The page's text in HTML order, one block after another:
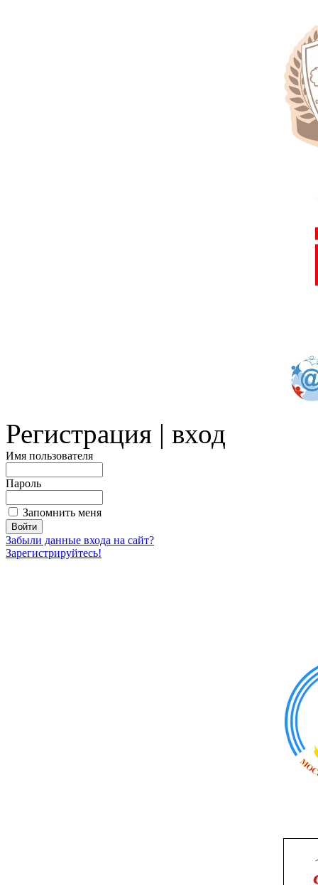
Регистрация | вход
Имя пользователя
Пароль
Запомнить меня
Забыли данные входа на сайт?
Зарегистрируйтесь!